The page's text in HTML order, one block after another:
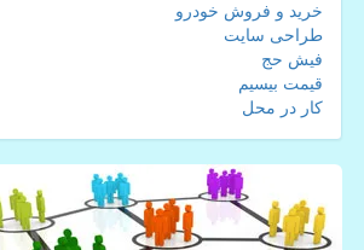
خرید و فروش خودرو
طراحی سایت
فیش حج
قیمت بیسیم
کار در محل